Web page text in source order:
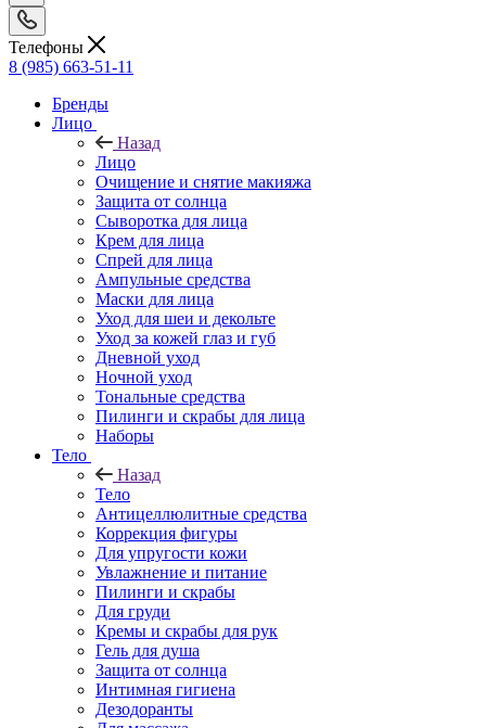
Телефоны
8 (985) 663-51-11
Бренды
Лицо
Назад
Лицо
Очищение и снятие макияжа
Защита от солнца
Сыворотка для лица
Крем для лица
Спрей для лица
Ампульные средства
Маски для лица
Уход для шеи и декольте
Уход за кожей глаз и губ
Дневной уход
Ночной уход
Тональные средства
Пилинги и скрабы для лица
Наборы
Тело
Назад
Тело
Антицеллюлитные средства
Коррекция фигуры
Для упругости кожи
Увлажнение и питание
Пилинги и скрабы
Для груди
Кремы и скрабы для рук
Гель для душа
Защита от солнца
Интимная гигиена
Дезодоранты